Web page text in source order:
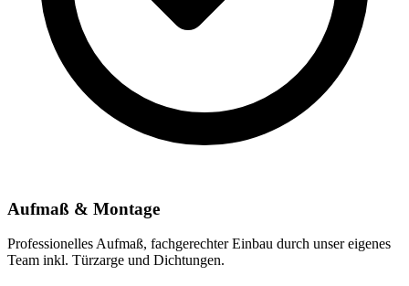
Aufmaß & Montage
Professionelles Aufmaß, fachgerechter Einbau durch unser eigenes
Team inkl. Türzarge und Dichtungen.